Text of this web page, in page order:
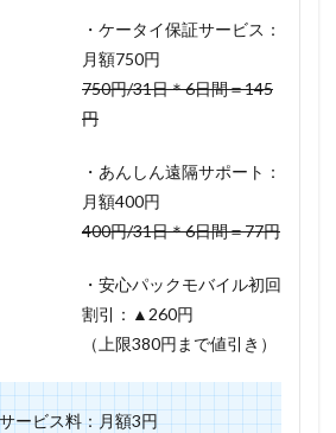
・ケータイ保証サービス：
月額750円
750円/31日＊6日間＝145
円
・あんしん遠隔サポート：
月額400円
400円/31日＊6日間＝77円
・安心パックモバイル初回
割引：▲260円
（上限380円まで値引き）
ービス料：月額3円